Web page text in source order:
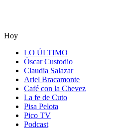
Hoy
LO ÚLTIMO
Óscar Custodio
Claudia Salazar
Ariel Bracamonte
Café con la Chevez
La fe de Cuto
Pisa Pelota
Pico TV
Podcast